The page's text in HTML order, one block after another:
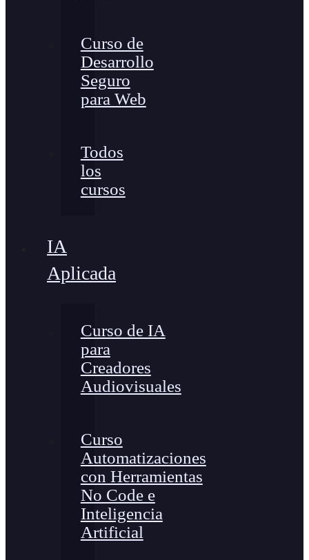
Curso de
Desarrollo
Seguro
para Web
Todos
los
cursos
IA
Aplicada
Curso de IA
para
Creadores
Audiovisuales
Curso
Automatizaciones
con Herramientas
No Code e
Inteligencia
Artificial